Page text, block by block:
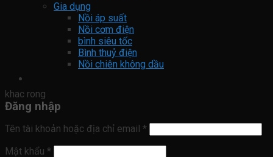
Gia dụng
Nồi áp suất
Nồi cơm điện
bình siêu tốc
Bình thuỷ điện
Nồi chiên không dầu
khac rong
Đăng nhập
Tên tài khoản hoặc địa chỉ email *
Mật khẩu *